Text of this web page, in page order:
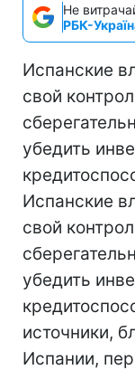
Не
РБК-
Испанские
свой
убедить
Испанские
свой
убедить
источники,
Испании,